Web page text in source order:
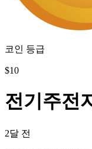
코인 등급
$10
전기주전
2달 전